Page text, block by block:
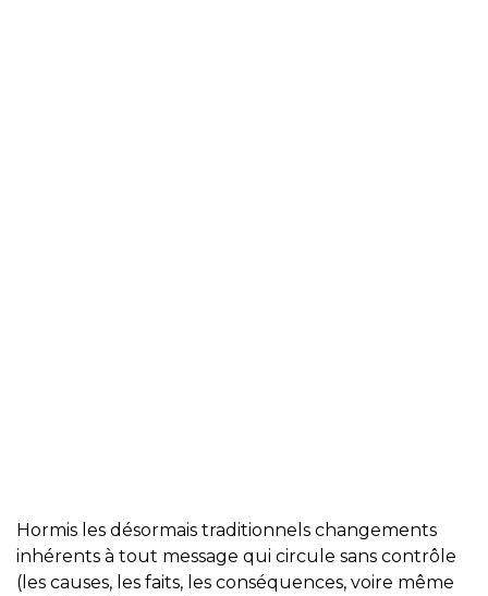
Hormis les désormais traditionnels changements
inhérents à tout message qui circule sans contrôle
(les causes, les faits, les conséquences, voire même